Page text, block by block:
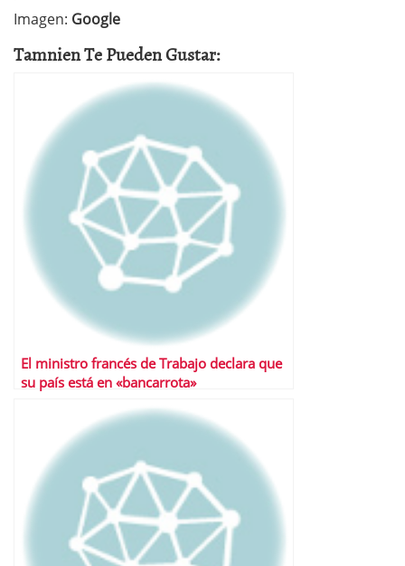
Imagen: Google
Tamnien Te Pueden Gustar:
El ministro francés de Trabajo declara que
su país está en «bancarrota»